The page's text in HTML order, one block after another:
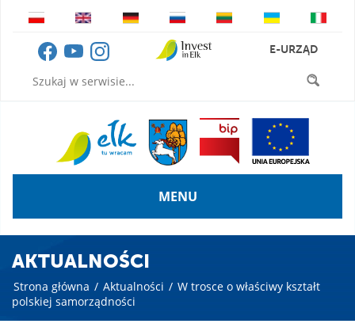
E-URZĄD
MENU
AKTUALNOŚCI
Strona główna / Aktualności / W trosce o właściwy kształt
polskiej samorządności